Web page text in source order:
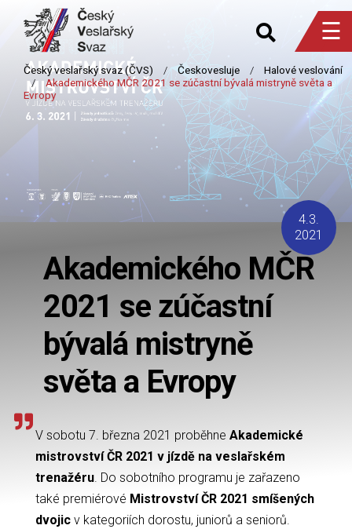
☰
Akademického MČR
2021 se zúčastní
bývalá mistryně
světa a Evropy
4.3.
2021
V sobotu 7. března 2021 proběhne Akademické
mistrovství ČR 2021 v jízdě na veslařském
trenažéru. Do sobotního programu je zařazeno
také premiérové Mistrovství ČR 2021 smíšených
dvojic v kategoriích dorostu, juniorů a seniorů.